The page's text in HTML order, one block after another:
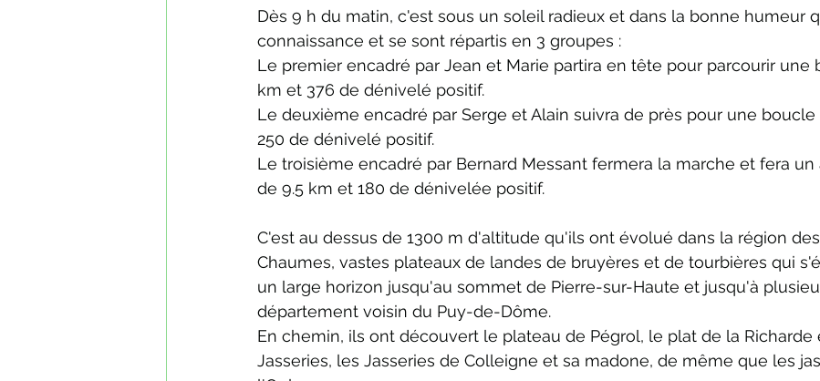
Dès 9 h du matin, c'est sous un soleil radieux et dans la bonne humeur
connaissance et se sont répartis en 3 groupes :
Le premier encadré par Jean et Marie partira en tête pour parcourir une
km et 376 de dénivelé positif.
Le deuxième encadré par Serge et Alain suivra de près pour une boucle
250 de dénivelé positif.
Le troisième encadré par Bernard Messant fermera la marche et fera
de 9.5 km et 180 de dénivelée positif.
C'est au dessus de 1300 m d'altitude qu'ils ont évolué dans la région
Chaumes, vastes plateaux de landes de bruyères et de tourbières qui
un large horizon jusqu'au sommet de Pierre-sur-Haute et jusqu'à
département voisin du Puy-de-Dôme.
En chemin, ils ont découvert le plateau de Pégrol, le plat de la Richarde
Jasseries, les Jasseries de Colleigne et sa madone, de même que les